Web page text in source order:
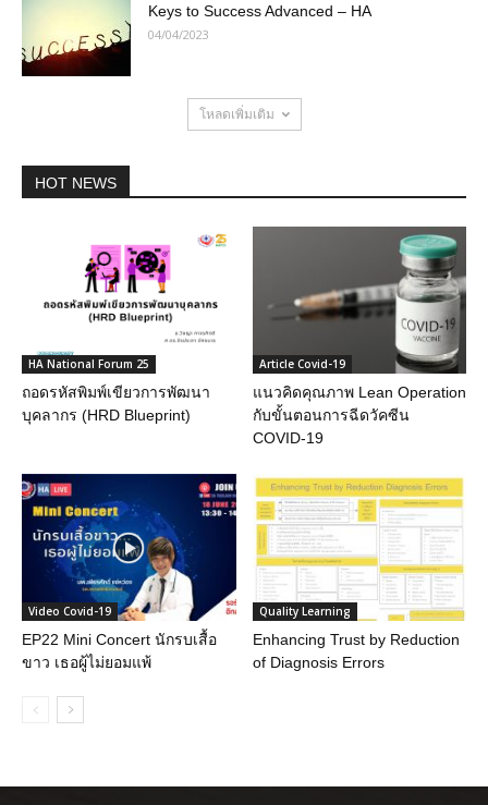
Keys to Success Advanced – HA
04/04/2023
โหลดเพิ่มเติม
HOT NEWS
HA National Forum 25
ถอดรหัสพิมพ์เขียวการพัฒนา
บุคลากร (HRD Blueprint)
Article Covid-19
แนวคิดคุณภาพ Lean Operation
กับขั้นตอนการฉีดวัคซีน
COVID-19
Video Covid-19
EP22 Mini Concert นักรบเสื้อ
ขาว เธอผู้ไม่ยอมแพ้
Quality Learning
Enhancing Trust by Reduction
of Diagnosis Errors